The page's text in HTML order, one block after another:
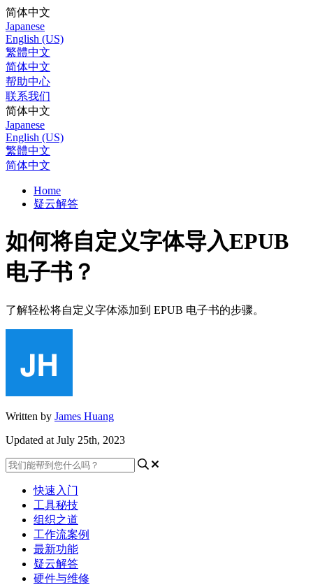
简体中文
Japanese
English (US)
繁體中文
简体中文
帮助中心
联系我们
简体中文
Japanese
English (US)
繁體中文
简体中文
Home
疑云解答
如何将自定义字体导入EPUB
电子书？
了解轻松将自定义字体添加到 EPUB 电子书的步骤。
Written by James Huang
Updated at July 25th, 2023
快速入门
工具秘技
组织之道
工作流案例
最新功能
疑云解答
硬件与维修